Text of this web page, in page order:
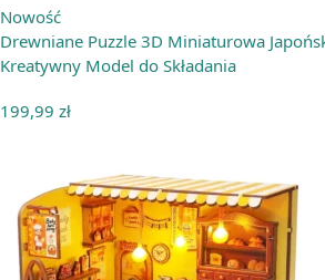
Nowość
Drewniane Puzzle 3D Miniaturowa
Kreatywny Model do Składania
199,99 zł